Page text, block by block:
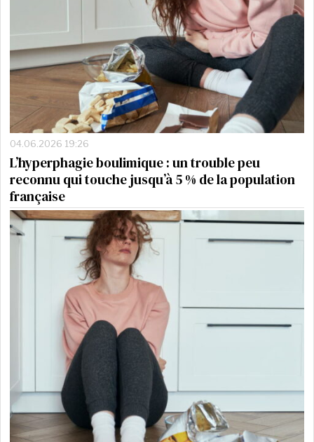
04.06.2026 19:26
L’hyperphagie boulimique : un trouble peu
reconnu qui touche jusqu’à 5 % de la population
française